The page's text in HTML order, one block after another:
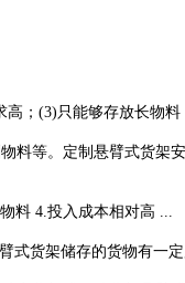
；(3)只能够存放长物料
料等。定制悬臂式货架
料 4.投入成本相对高 ...
式货架储存的货物有一